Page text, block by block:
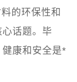
的环保性和
话题。毕
康和安全是*